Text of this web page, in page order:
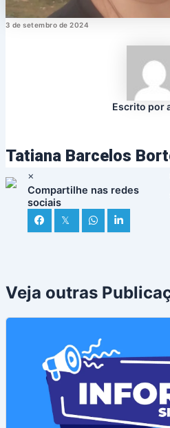
3 de setembro de 2024
Escrito por
Tatiana Barcelos
×
Compartilhe nas redes
sociais
𝕏
Veja outras